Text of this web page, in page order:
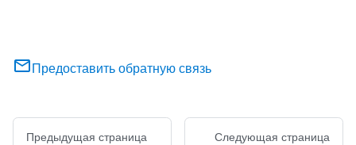
Предоставить обратную связь
Предыдущая страница Следующая страница